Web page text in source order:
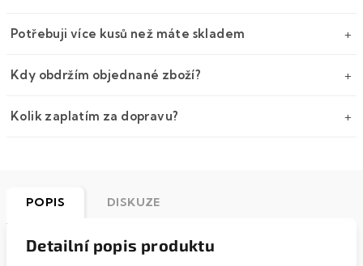
Potřebuji více kusů než máte skladem
Kdy obdržím objednané zboží?
Kolik zaplatím za dopravu?
POPIS DISKUZE
Detailní popis produktu